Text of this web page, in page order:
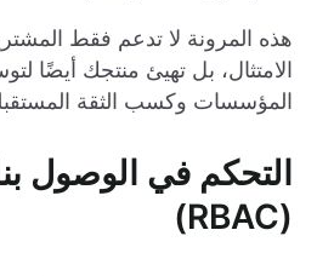
هذه المرونة لا تدعم فقط
الامتثال، بل تهيئ منتجك أيضًا
المؤسسات وكسب الثقة
التحكم في الوصول
(RBAC)